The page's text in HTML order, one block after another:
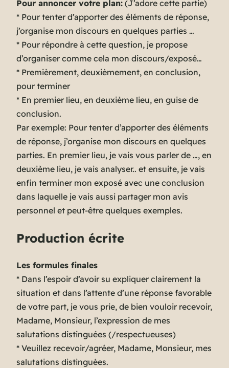
Pour annoncer votre plan: (J’adore cette partie)
* Pour tenter d’apporter des éléments de réponse,
j’organise mon discours en quelques parties …
* Pour répondre à cette question, je propose
d’organiser comme cela mon discours/exposé…
* Premièrement, deuxièmement, en conclusion,
pour terminer
* En premier lieu, en deuxième lieu, en guise de
conclusion.
Par exemple: Pour tenter d’apporter des éléments
de réponse, j’organise mon discours en quelques
parties. En premier lieu, je vais vous parler de …, en
deuxième lieu, je vais analyser.. et ensuite, je vais
enfin terminer mon exposé avec une conclusion
dans laquelle je vais aussi partager mon avis
personnel et peut-être quelques exemples.
Production écrite
Les formules finales
* Dans l’espoir d’avoir su expliquer clairement la
situation et dans l’attente d’une réponse favorable
de votre part, je vous prie, de bien vouloir recevoir,
Madame, Monsieur, l’expression de mes
salutations distinguées (/respectueuses)
* Veuillez recevoir/agréer, Madame, Monsieur, mes
salutations distinguées.